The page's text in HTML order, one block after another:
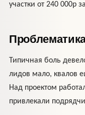
участки от 240 000р
Типичная боль
лидов мало, квалов
Над проектом
привлекали